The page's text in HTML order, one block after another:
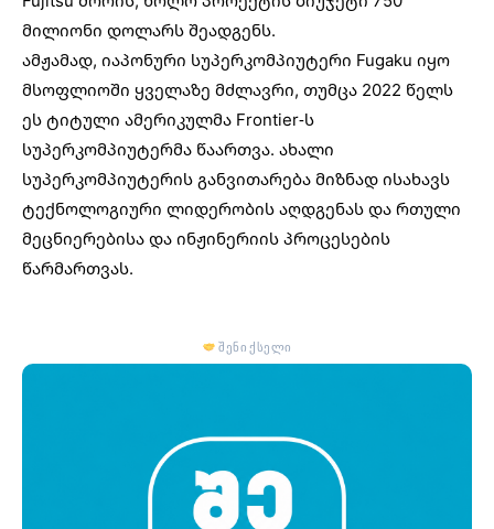
მილიონი დოლარს შეადგენს.
ამჟამად, იაპონური სუპერკომპიუტერი Fugaku იყო
მსოფლიოში ყველაზე მძლავრი, თუმცა 2022 წელს
ეს ტიტული ამერიკულმა Frontier-ს
სუპერკომპიუტერმა წაართვა. ახალი
სუპერკომპიუტერის განვითარება მიზნად ისახავს
ტექნოლოგიური ლიდერობის აღდგენას და რთული
მეცნიერებისა და ინჟინერიის პროცესების
წარმართვას.
შენი ქსელი